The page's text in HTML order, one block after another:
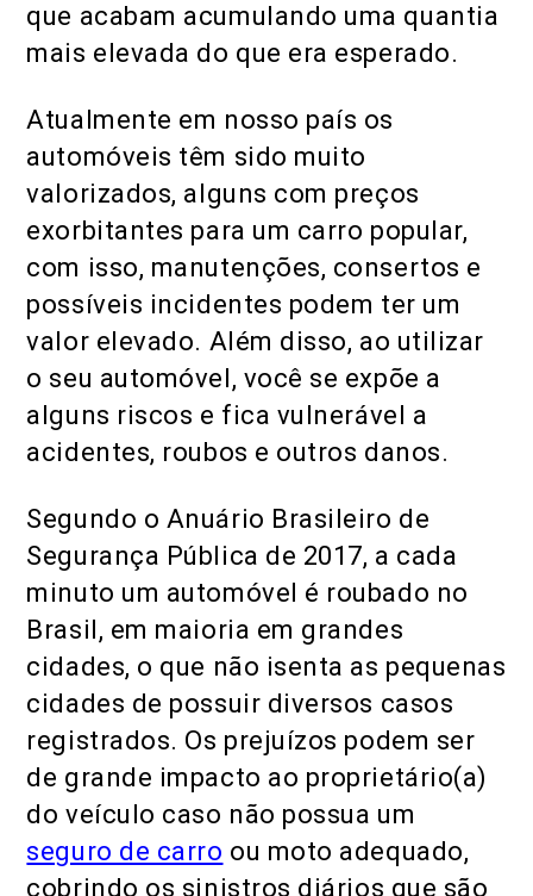
que acabam acumulando uma quantia
mais elevada do que era esperado.
Atualmente em nosso país os
automóveis têm sido muito
valorizados, alguns com preços
exorbitantes para um carro popular,
com isso, manutenções, consertos e
possíveis incidentes podem ter um
valor elevado. Além disso, ao utilizar
o seu automóvel, você se expõe a
alguns riscos e fica vulnerável a
acidentes, roubos e outros danos.
Segundo o Anuário Brasileiro de
Segurança Pública de 2017, a cada
minuto um automóvel é roubado no
Brasil, em maioria em grandes
cidades, o que não isenta as pequenas
cidades de possuir diversos casos
registrados. Os prejuízos podem ser
de grande impacto ao proprietário(a)
do veículo caso não possua um
seguro de carro ou moto adequado,
cobrindo os sinistros diários que são